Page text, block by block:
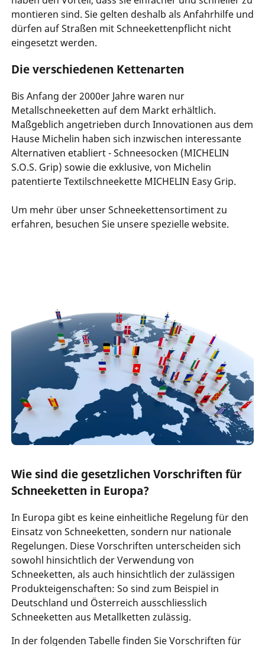
montieren sind. Sie gelten deshalb als Anfahrhilfe und
dürfen auf Straßen mit Schneekettenpflicht nicht
eingesetzt werden.
Die verschiedenen Kettenarten
Bis Anfang der 2000er Jahre waren nur
Metallschneeketten auf dem Markt erhältlich.
Maßgeblich angetrieben durch Innovationen aus dem
Hause Michelin haben sich inzwischen interessante
Alternativen etabliert - Schneesocken (MICHELIN
S.O.S. Grip) sowie die exklusive, von Michelin
patentierte Textilschneekette MICHELIN Easy Grip.
Um mehr über unser Schneekettensortiment zu
erfahren, besuchen Sie unsere spezielle website.
Wie sind die gesetzlichen Vorschriften für
Schneeketten in Europa?
In Europa gibt es keine einheitliche Regelung für den
Einsatz von Schneeketten, sondern nur nationale
Regelungen. Diese Vorschriften unterscheiden sich
sowohl hinsichtlich der Verwendung von
Schneeketten, als auch hinsichtlich der zulässigen
Produkteigenschaften: So sind zum Beispiel in
Deutschland und Österreich ausschliesslich
Schneeketten aus Metallketten zulässig.
In der folgenden Tabelle finden Sie Vorschriften für